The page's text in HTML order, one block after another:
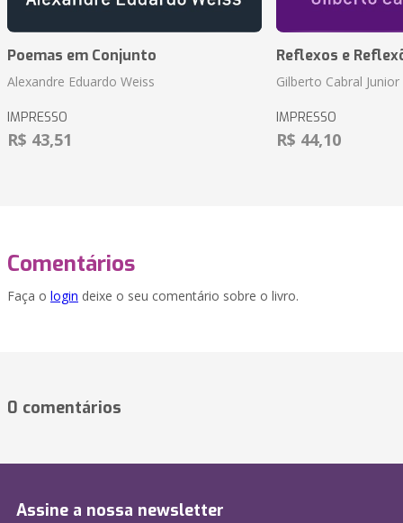
Poemas em Conjunto
Alexandre Eduardo Weiss
IMPRESSO
R$ 43,51
Reflexos e
Gilberto Cabral Junior
IMPRESSO
R$ 44,10
Comentários
Faça o login deixe o seu comentário sobre o livro.
0 comentários
Assine a nossa newsletter